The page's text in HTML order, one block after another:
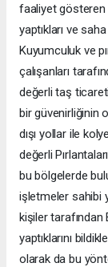
faaliyet gösteren
yaptıkları ve
Kuyumculuk ve
çalışanları
değerli taş
bir güvenirliğinin
dışı yollar ile
değerli
bu bölgelerde
işletmeler sahibi
kişiler tarafından
yaptıklarını
olarak da bu